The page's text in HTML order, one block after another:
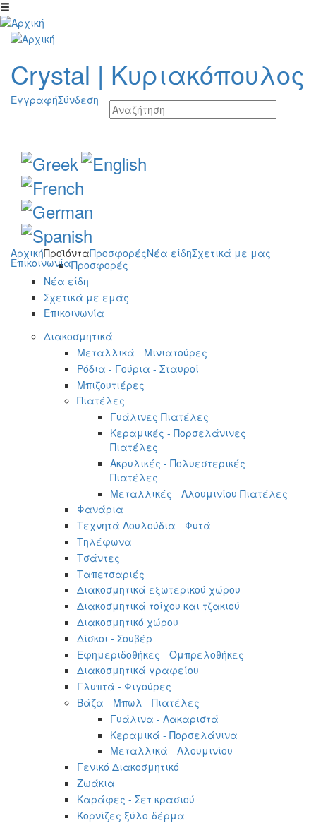
Παράκαμψη προς το κυρίως περιεχόμενο
Crystal | Κυριακόπουλος
ΕγγραφήΣύνδεση
ΑρχικήΠροϊόνταΠροσφορέςΝέα είδηΣχετικά με μας
ΕπικοινωνίαΠροσφορές
Νέα είδη
Σχετικά με εμάς
Επικοινωνία
Διακοσμητικά
Μεταλλικά - Μινιατούρες
Ρόδια - Γούρια - Σταυροί
Μπιζουτιέρες
Πιατέλες
Γυάλινες Πιατέλες
Κεραμικές - Πορσελάνινες
Πιατέλες
Ακρυλικές - Πολυεστερικές
Πιατέλες
Μεταλλικές - Αλουμινίου Πιατέλες
Φανάρια
Τεχνητά Λουλούδια - Φυτά
Τηλέφωνα
Τσάντες
Ταπετσαριές
Διακοσμητικά εξωτερικού χώρου
Διακοσμητικά τοίχου και τζακιού
Διακοσμητικό χώρου
Δίσκοι - Σουβέρ
Εφημεριδοθήκες - Ομπρελοθήκες
Διακοσμητικά γραφείου
Γλυπτά - Φιγούρες
Βάζα - Μπωλ - Πιατέλες
Γυάλινα - Λακαριστά
Κεραμικά - Πορσελάνινα
Μεταλλικά - Αλουμινίου
Γενικό Διακοσμητικό
Ζωάκια
Καράφες - Σετ κρασιού
Κορνίζες ξύλο-δέρμα